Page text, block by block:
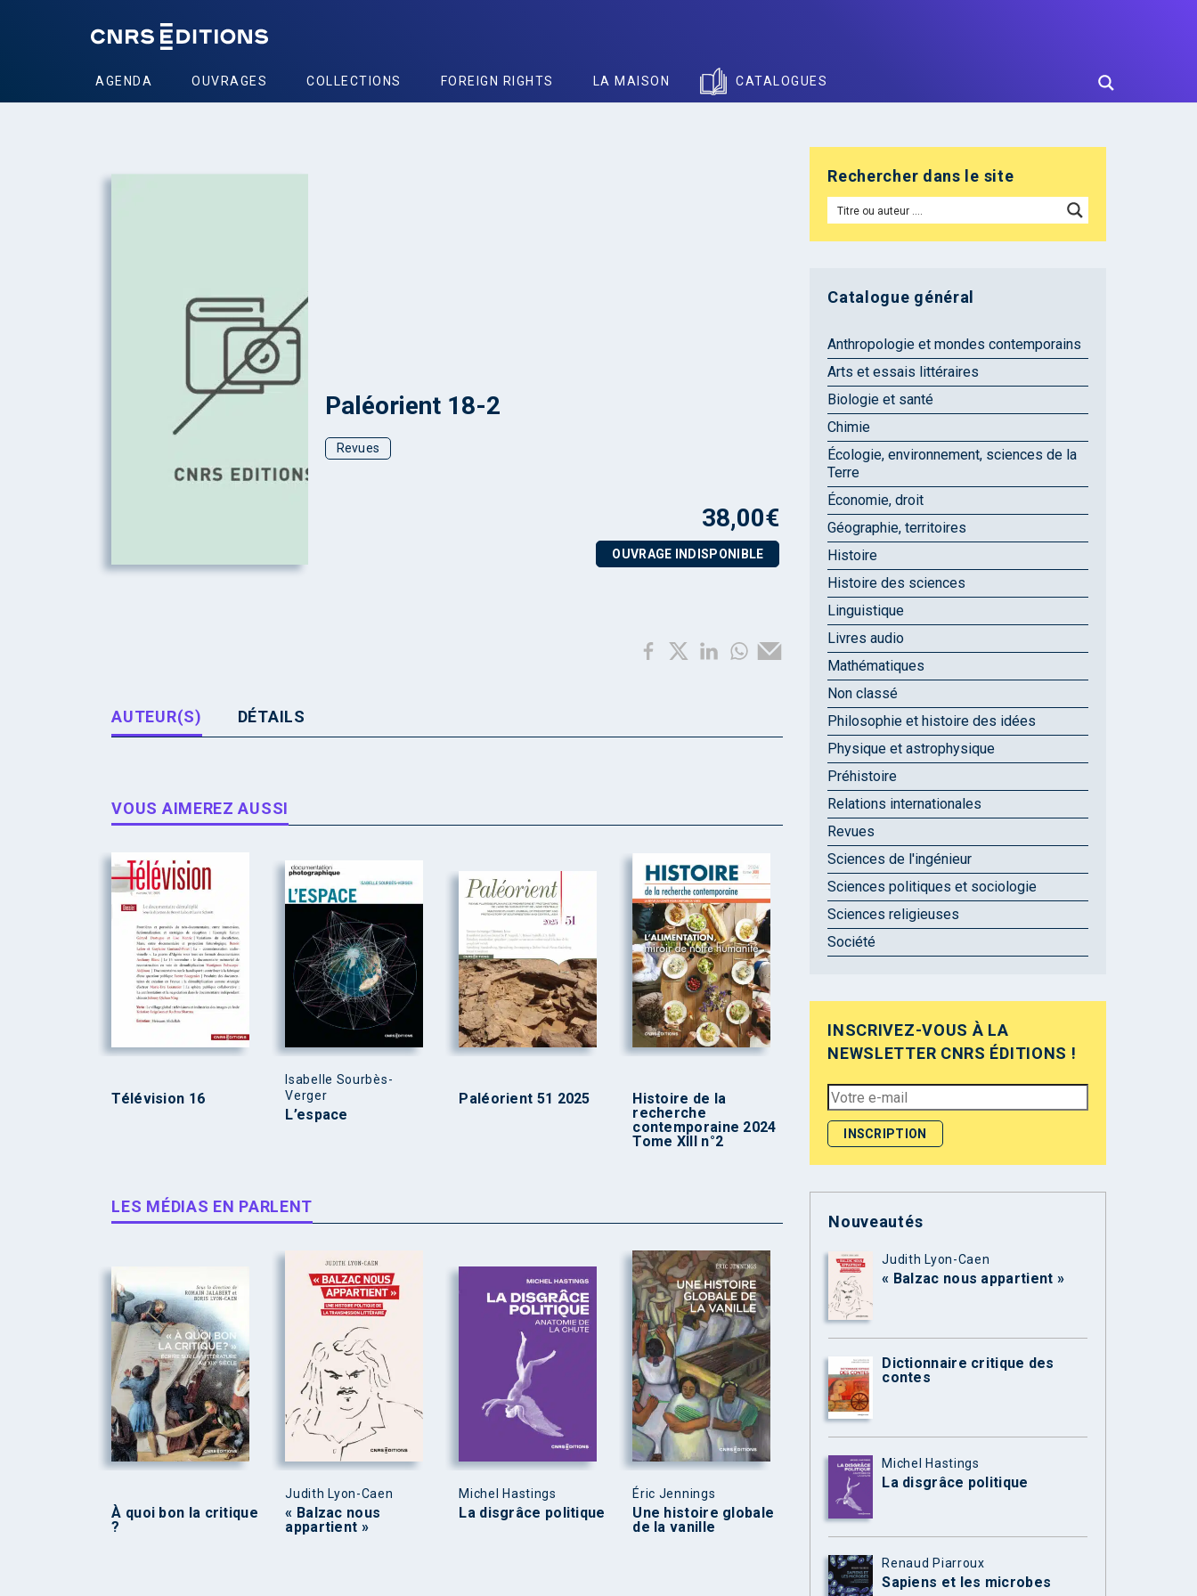
AGENDA OUVRAGES COLLECTIONS FOREIGN RIGHTS LA MAISON CATALOGUES
Paléorient 18-2
Revues
38,00€
OUVRAGE INDISPONIBLE
AUTEUR(S) DÉTAILS
VOUS AIMEREZ AUSSI
Télévision 16
Isabelle Sourbès-
Verger
L’espace
Paléorient 51 2025
Histoire de la
recherche
contemporaine 2024
Tome XIII n°2
LES MÉDIAS EN PARLENT
À quoi bon la critique
?
Judith Lyon-Caen
« Balzac nous
appartient »
Michel Hastings
La disgrâce politique
Éric Jennings
Une histoire globale
de la vanille
Rechercher dans le site
Catalogue général
Anthropologie et mondes contemporains
Arts et essais littéraires
Biologie et santé
Chimie
Écologie, environnement, sciences de la
Terre
Économie, droit
Géographie, territoires
Histoire
Histoire des sciences
Linguistique
Livres audio
Mathématiques
Non classé
Philosophie et histoire des idées
Physique et astrophysique
Préhistoire
Relations internationales
Revues
Sciences de l'ingénieur
Sciences politiques et sociologie
Sciences religieuses
Société
INSCRIVEZ-VOUS À LA
NEWSLETTER CNRS ÉDITIONS !
Nouveautés
Judith Lyon-Caen
« Balzac nous appartient »
Dictionnaire critique des
contes
Michel Hastings
La disgrâce politique
Renaud Piarroux
Sapiens et les microbes